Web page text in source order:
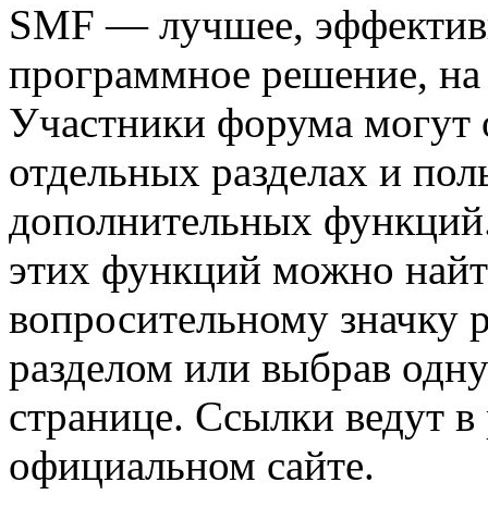
SMF — лучшее,
программное решение, на
Участники форума могут
отдельных разделах и
дополнительных
этих функций можно
вопросительному значку
разделом или выбрав
странице. Ссылки ведут
официальном сайте.